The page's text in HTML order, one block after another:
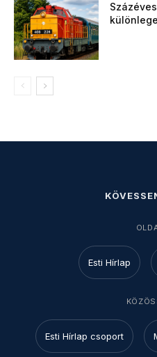
Esti Hírlap
Esti Hírlap csoport